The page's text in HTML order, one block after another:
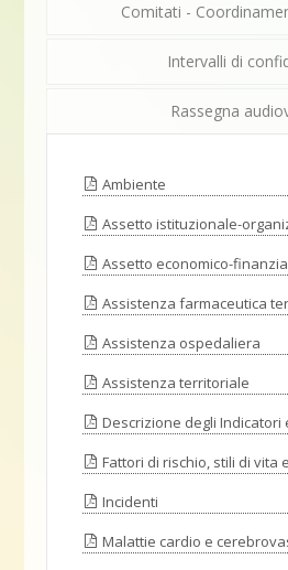
Comitati -
Intervalli di
Rassegna
Ambiente
Assetto istituzionale-
Assetto economico-
Assistenza farmaceutica
Assistenza ospedaliera
Assistenza territoriale
Descrizione degli Indicatori
Fattori di rischio, stili di vita
Incidenti
Malattie cardio e